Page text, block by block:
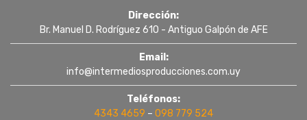
Dirección:
Br. Manuel D. Rodríguez 610 - Antiguo Galpón de AFE
Email:
info@intermediosproducciones.com.uy
Teléfonos:
4343 4659 – 098 779 524